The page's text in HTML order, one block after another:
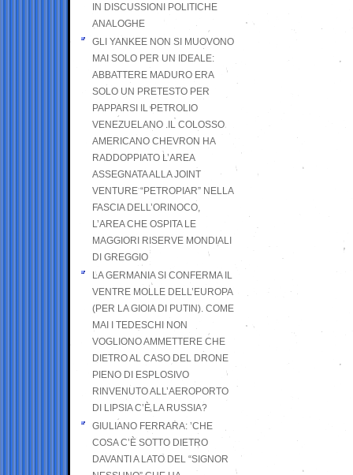
IN DISCUSSIONI POLITICHE
ANALOGHE
GLI YANKEE NON SI MUOVONO
MAI SOLO PER UN IDEALE:
ABBATTERE MADURO ERA
SOLO UN PRETESTO PER
PAPPARSI IL PETROLIO
VENEZUELANO .IL COLOSSO
AMERICANO CHEVRON HA
RADDOPPIATO L’AREA
ASSEGNATA ALLA JOINT
VENTURE “PETROPIAR” NELLA
FASCIA DELL’ORINOCO,
L’AREA CHE OSPITA LE
MAGGIORI RISERVE MONDIALI
DI GREGGIO
LA GERMANIA SI CONFERMA IL
VENTRE MOLLE DELL’EUROPA
(PER LA GIOIA DI PUTIN). COME
MAI I TEDESCHI NON
VOGLIONO AMMETTERE CHE
DIETRO AL CASO DEL DRONE
PIENO DI ESPLOSIVO
RINVENUTO ALL’AEROPORTO
DI LIPSIA C’È LA RUSSIA?
GIULIANO FERRARA: ’CHE
COSA C’È SOTTO DIETRO
DAVANTI A LATO DEL “SIGNOR